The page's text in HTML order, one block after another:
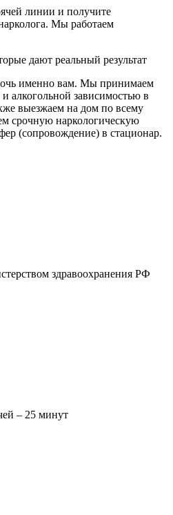
линии и получите
Мы работаем
дают реальный результат
именно вам. Мы принимаем
алкогольной зависимостью в
выезжаем на дом по всему
срочную наркологическую
(сопровождение) в стационар.
здравоохранения РФ
– 25 минут